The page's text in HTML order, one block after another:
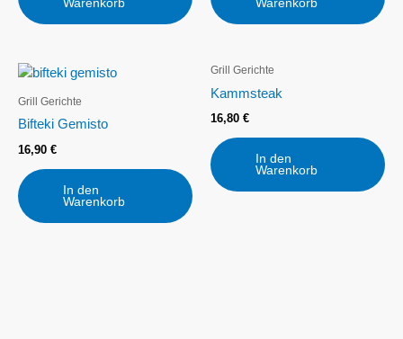
Warenkorb
Warenkorb
Grill Gerichte
Bifteki Gemisto
16,90 €
In den
Warenkorb
Grill Gerichte
Kammsteak
16,80 €
In den
Warenkorb